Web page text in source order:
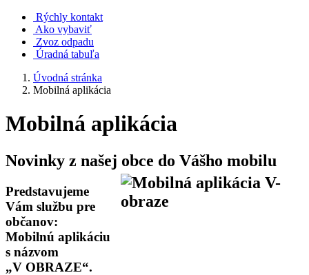
Rýchly kontakt
Ako vybaviť
Zvoz odpadu
Úradná tabuľa
Úvodná stránka
Mobilná aplikácia
Mobilná aplikácia
Novinky z našej obce do Vášho mobilu
Predstavujeme
Vám službu pre
občanov:
Mobilnú aplikáciu
s názvom
„V OBRAZE“.